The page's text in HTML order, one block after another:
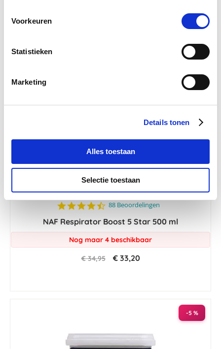
Voorkeuren
Statistieken
Marketing
Details tonen
Alles toestaan
Selectie toestaan
-5 %
4.4
rating
88 Beoordelingen
NAF Respirator Boost 5 Star 500 ml
Nog maar 4 beschikbaar
€ 34,95 € 33,20
-5 %